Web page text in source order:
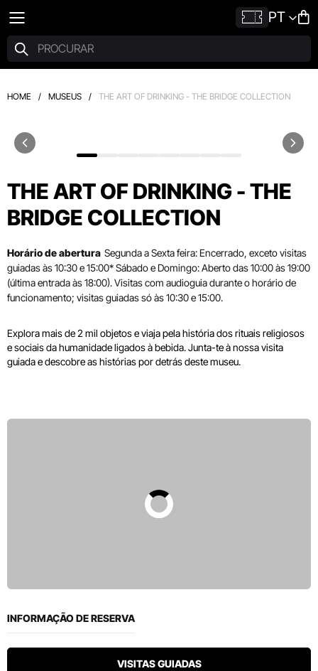
PT
HOME / MUSEUS / THE ART OF DRINKING - THE BRIDGE COLLECTION
THE ART OF DRINKING - THE
BRIDGE COLLECTION
Horário de abertura Segunda a Sexta feira: Encerrado, exceto visitas
guiadas às 10:30 e 15:00* Sábado e Domingo: Aberto das 10:00 às 19:00
(última entrada às 18:00). Visitas com audioguia durante o horário de
funcionamento; visitas guiadas só às 10:30 e 15:00.
Explora mais de 2 mil objetos e viaja pela história dos rituais religiosos
e sociais da humanidade ligados à bebida. Junta-te à nossa visita
guiada e descobre as histórias por detrás deste museu.
INFORMAÇÃO DE RESERVA
VISITAS GUIADAS